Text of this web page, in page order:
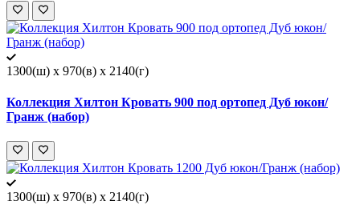
1300(ш) x 970(в) x 2140(г)
Коллекция Хилтон Кровать 900 под ортопед Дуб юкон/
Гранж (набор)
1300(ш) x 970(в) x 2140(г)